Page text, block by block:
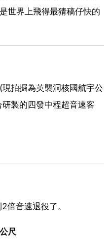
世界上飛得最猜稿仔快的
拍掘為英襲洞核國航宇公
製的四發中程超音速客
倍音速退役了。
尺